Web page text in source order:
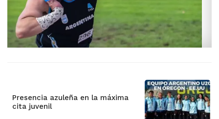
Presencia azuleña en la máxima
cita juvenil